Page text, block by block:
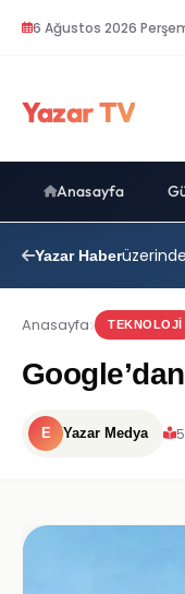
6 Ağustos 2026
Yazar TV
Anasayfa
Yazar Haber
Anasayfa TEKNOLOJI
E Yazar Medya